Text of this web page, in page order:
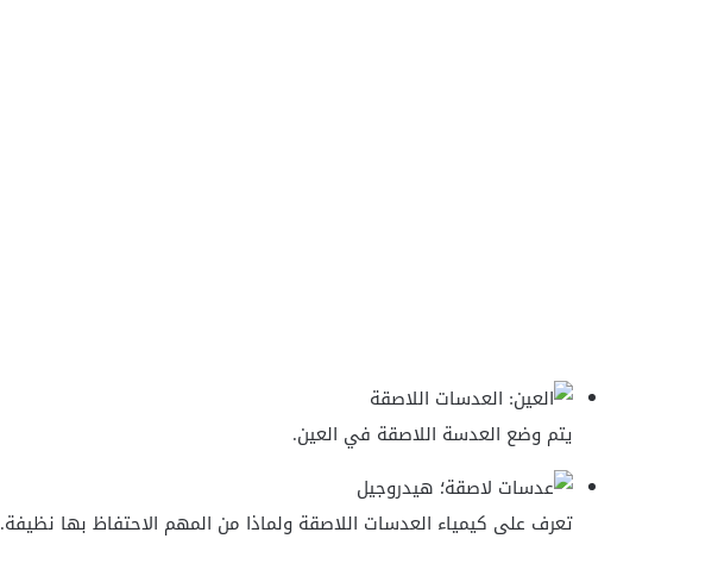
يتم وضع العدسة اللاصقة في العين.
تعرف على كيمياء العدسات اللاصقة ولماذا من المهم الاحتفاظ بها نظيفة.